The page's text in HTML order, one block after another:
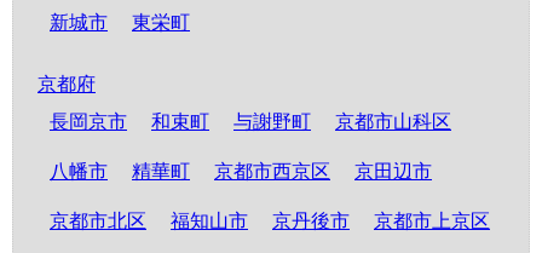
新城市 東栄町
京都府
長岡京市
和束町 与謝野町 京都市山科区
八幡市 精華町 京都市西京区 京田辺市
京都市北区 福知山市 京丹後市 京都市上京区